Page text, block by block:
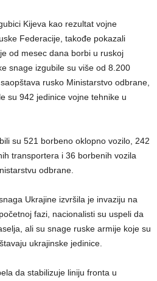
Kijeva kao rezultat vojne
Federacije, takođe pokazali
od mesec dana borbi u ruskoj
snage izgubile su više od 8.200
rusko Ministarstvo odbrane,
su 942 jedinice vojne tehnike u
su 521 borbeno oklopno vozilo, 242
transportera i 36 borbenih vozila
odbrane.
Ukrajine izvršila je invaziju na
fazi, nacionalisti su uspeli da
ali su snage ruske armije koje su
ukrajinske jedinice.
da stabilizuje liniju fronta u